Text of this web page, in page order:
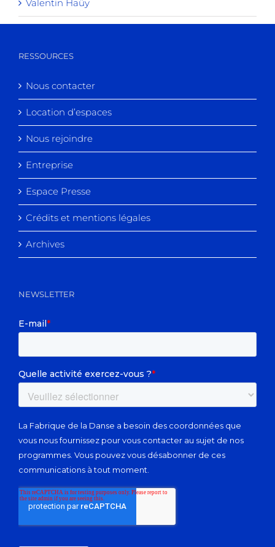
Valentin Haüy
RESSOURCES
Nous contacter
Location d’espaces
Nous rejoindre
Entreprise
Espace Presse
Crédits et mentions légales
Archives
NEWSLETTER